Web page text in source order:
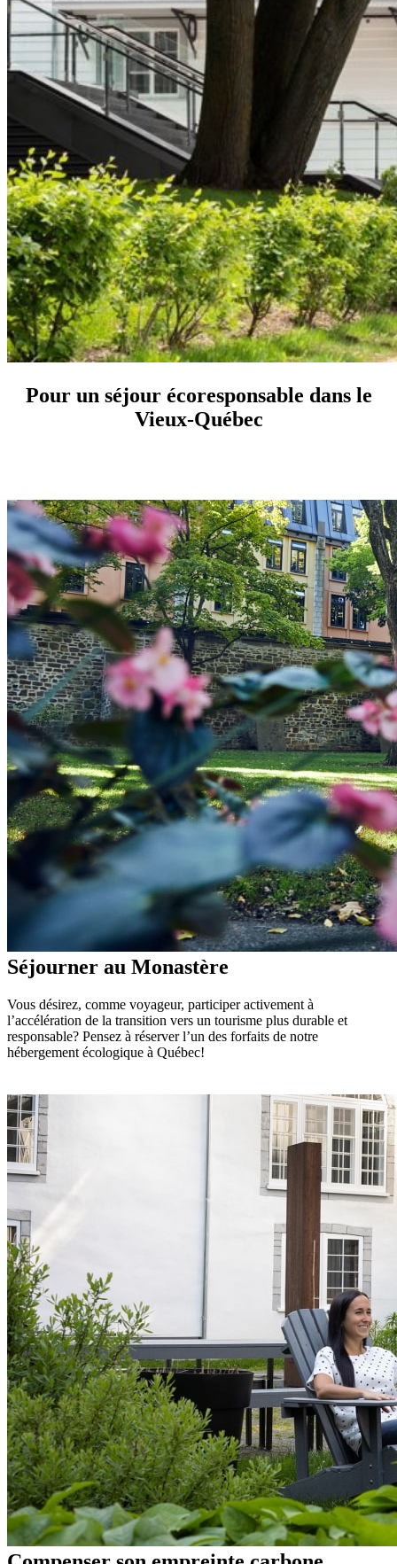
Pour un séjour écoresponsable dans le
Vieux-Québec
Séjourner au Monastère
Vous désirez, comme voyageur, participer activement à
l’accélération de la transition vers un tourisme plus durable et
responsable? Pensez à réserver l’un des forfaits de notre
hébergement écologique à Québec!